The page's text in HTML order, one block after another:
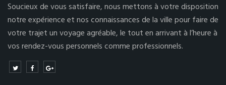
Soucieux de vous satisfaire, nous mettons à votre disposition
notre expérience et nos connaissances de la ville pour faire de
votre trajet un voyage agréable, le tout en arrivant à l’heure à
vos rendez-vous personnels comme professionnels.